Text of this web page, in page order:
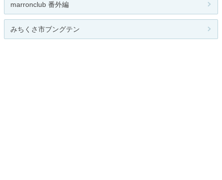
marronclub 番外編
みちくさ市ブングテン